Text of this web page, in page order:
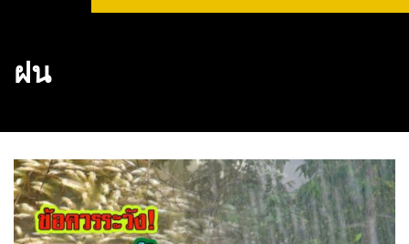
ลูกโตและหวานขนาดนี้ I didn’t expect that
ฝน